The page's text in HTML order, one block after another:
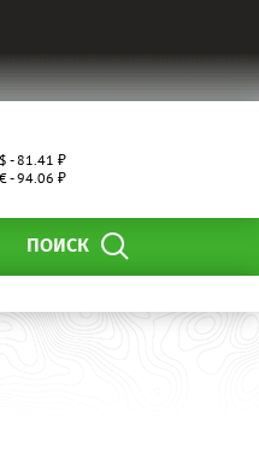
$ - 81.41 ₽
€ - 94.06 ₽
ПОИСК